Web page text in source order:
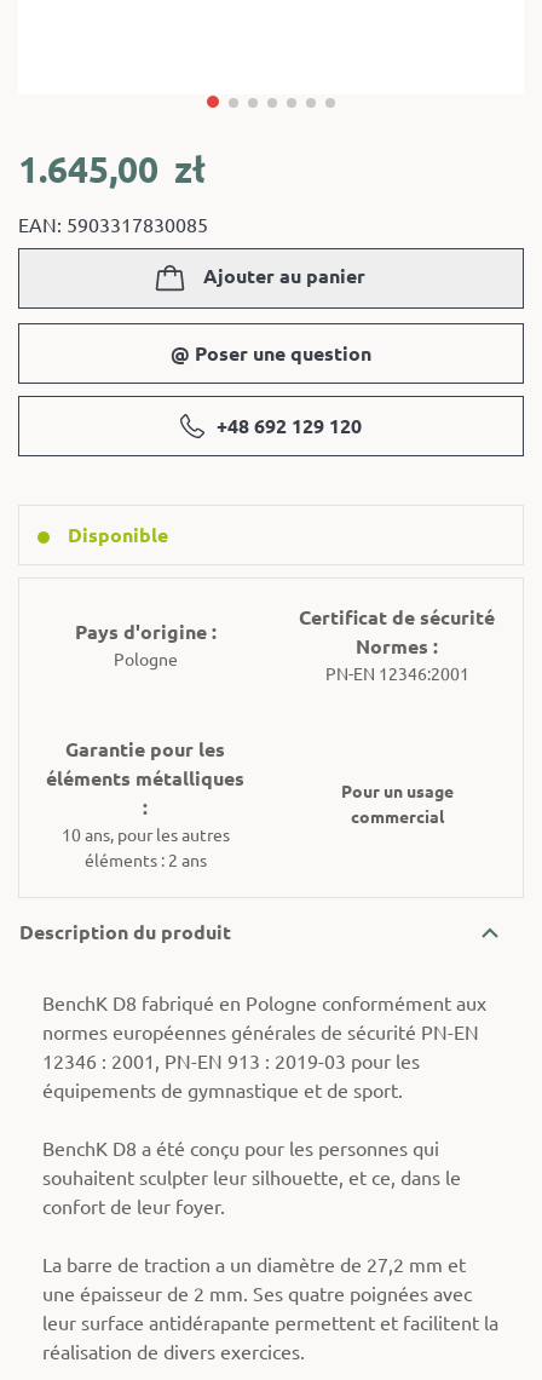
1.645,00 zł
EAN: 5903317830085
Ajouter au panier
@ Poser une question
+48 692 129 120
Disponible
Pays d'origine :
Pologne
Certificat de sécurité
Normes :
PN-EN 12346:2001
Garantie pour les
éléments métalliques
:
10 ans, pour les autres
éléments : 2 ans
Pour un usage
commercial
Description du produit
BenchK D8 fabriqué en Pologne conformément aux
normes européennes générales de sécurité PN-EN
12346 : 2001, PN-EN 913 : 2019-03 pour les
équipements de gymnastique et de sport.
BenchK D8 a été conçu pour les personnes qui
souhaitent sculpter leur silhouette, et ce, dans le
confort de leur foyer.
La barre de traction a un diamètre de 27,2 mm et
une épaisseur de 2 mm. Ses quatre poignées avec
leur surface antidérapante permettent et facilitent la
réalisation de divers exercices.